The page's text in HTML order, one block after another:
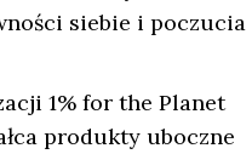
siebie i poczucia
1% for the Planet
produkty uboczne